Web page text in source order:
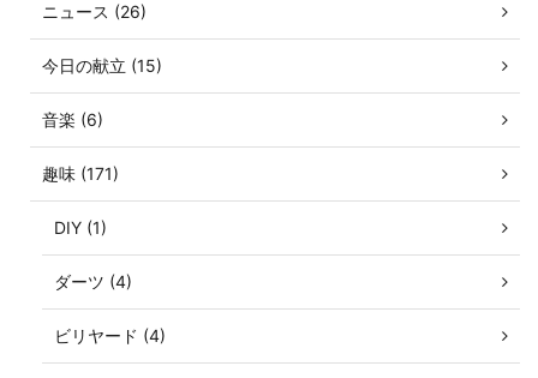
ニュース (26)
今日の献立 (15)
音楽 (6)
趣味 (171)
DIY (1)
ダーツ (4)
ビリヤード (4)